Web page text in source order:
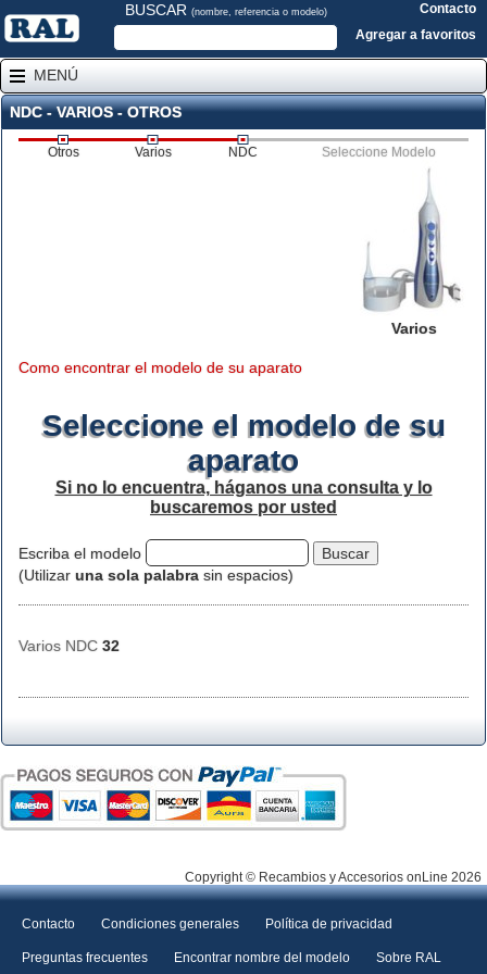
BUSCAR (nombre, referencia o modelo)
Contacto
Agregar a favoritos
MENÚ
NDC - VARIOS - OTROS
Otros Varios NDC Seleccione Modelo
Varios
Como encontrar el modelo de su aparato
Seleccione el modelo de su
aparato
Si no lo encuentra, háganos una consulta y lo
buscaremos por usted
Escriba el modelo
(Utilizar una sola palabra sin espacios)
Varios NDC 32
Copyright © Recambios y Accesorios onLine 2026
Contacto Condiciones generales Política de privacidad
Preguntas frecuentes Encontrar nombre del modelo Sobre RAL